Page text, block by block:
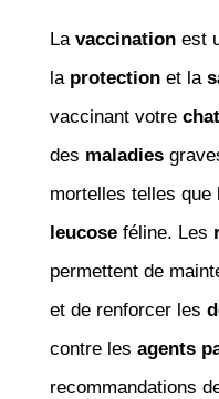
La vaccinationest
la protectionet la
vaccinant votre chat
des maladies
mortelles telles que
leucoseféline. Les
permettent de
et de renforcer les
contre les agents
recommandations